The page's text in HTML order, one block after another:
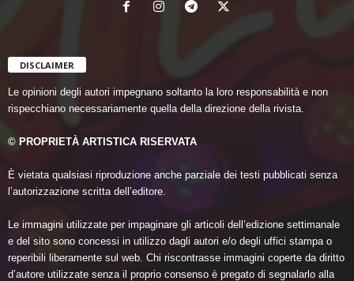
DISCLAIMER
Le opinioni degli autori impegnano soltanto la loro responsabilità e non
rispecchiano necessariamente quella della direzione della rivista.
© PROPRIETÀ ARTISTICA RISERVATA
È vietata qualsiasi riproduzione anche parziale dei testi pubblicati senza
l’autorizzazione scritta dell’editore.
Le immagini utilizzate per impaginare gli articoli dell’edizione settimanale
e del sito sono concessi in utilizzo dagli autori e/o degli uffici stampa o
reperibili liberamente sul web. Chi riscontrasse immagini coperte da diritto
d’autore utilizzate senza il proprio consenso è pregato di segnalarlo alla